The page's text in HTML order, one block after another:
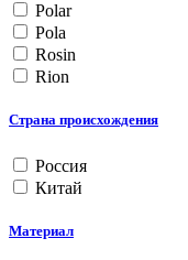
Polar
Pola
Rosin
Rion
Страна происхождения
Россия
Китай
Материал